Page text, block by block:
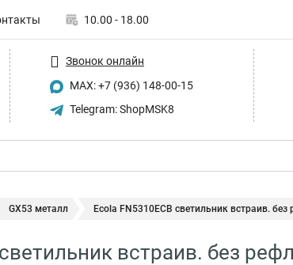
10.00 - 18.00
Звонок онлайн
MAX: +7 (936) 148-00-15
Telegram: ShopMSK8
GX53 металл Ecola FN5310ECB светильник встраив. без
встраив. без